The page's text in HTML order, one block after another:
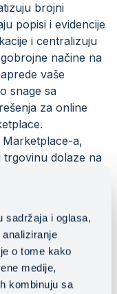
sadržaja i oglasa,
o tome kako
medije,
kombinuju sa
brojni
popisi i evidencije
i centralizuju
načine na
vaše
snage sa
za online
a,
trgovinu dolaze na